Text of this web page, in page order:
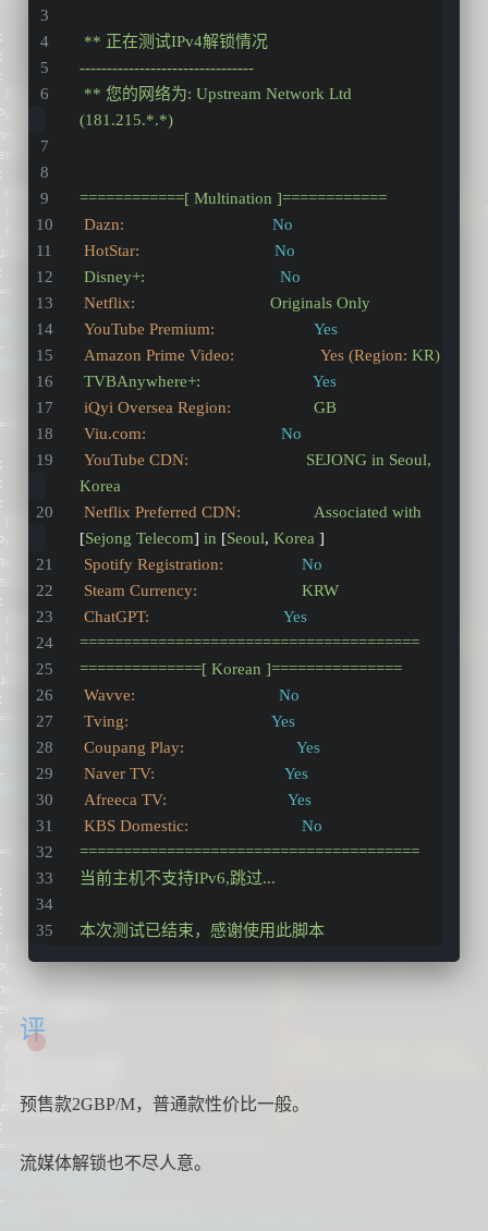
** 正在测试IPv4解锁情况
--------------------------------
** 您的网络为: Upstream Network Ltd
(181.215.*.*)
============[ Multination ]============
Dazn:
No
HotStar:
No
Disney+:
No
Netflix:
Originals Only
YouTube Premium:
Yes
Amazon Prime Video:                    Yes (Region: KR)
TVBAnywhere+:
Yes
iQyi Oversea Region:
GB
Viu.com:
No
YouTube CDN:
SEJONG in Seoul,
Korea
Netflix Preferred CDN:
Associated with
[Sejong Telecom] in [Seoul, Korea ]
Spotify Registration:
No
Steam Currency:
KRW
ChatGPT:
Yes
=======================================
==============[ Korean ]===============
Wavve:
No
Tving:
Yes
Coupang Play:
Yes
Naver TV:
Yes
Afreeca TV:
Yes
KBS Domestic:
No
=======================================
当前主机不支持IPv6,跳过...
本次测试已结束，感谢使用此脚本
评
预售款2GBP/M，普通款性价比一般。
流媒体解锁也不尽人意。